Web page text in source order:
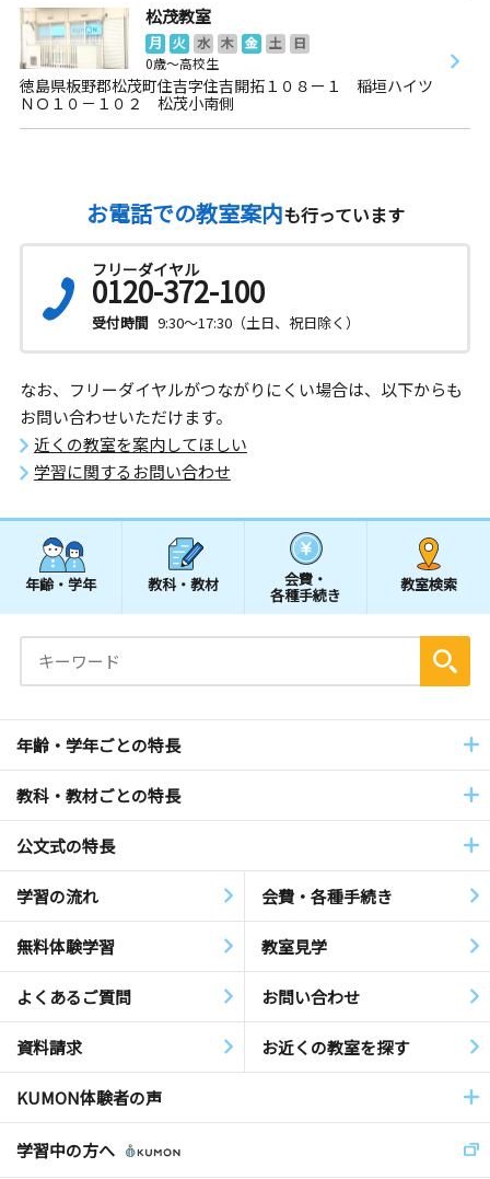
松茂教室
月 火 水 木 金 土
日
0歳～高校生
徳島県板野郡松茂町住吉字住吉開拓１０８ー１ 稲垣ハイツ
ＮＯ１０－１０２ 松茂小南側
お電話での教室案内も行っています
フリーダイヤル
0120-372-100
受付時間 9:30～17:30（土日、祝日除く）
なお、フリーダイヤルがつながりにくい場合は、以下からも
お問い合わせいただけます。
近くの教室を案内してほしい
学習に関するお問い合わせ
年齢・学年 教科・教材 会費・
各種手続き
教室検索
年齢・学年ごとの特長
教科・教材ごとの特長
公文式の特長
学習の流れ 会費・各種手続き
無料体験学習 教室見学
よくあるご質問 お問い合わせ
資料請求 お近くの教室を探す
KUMON体験者の声
学習中の方へ